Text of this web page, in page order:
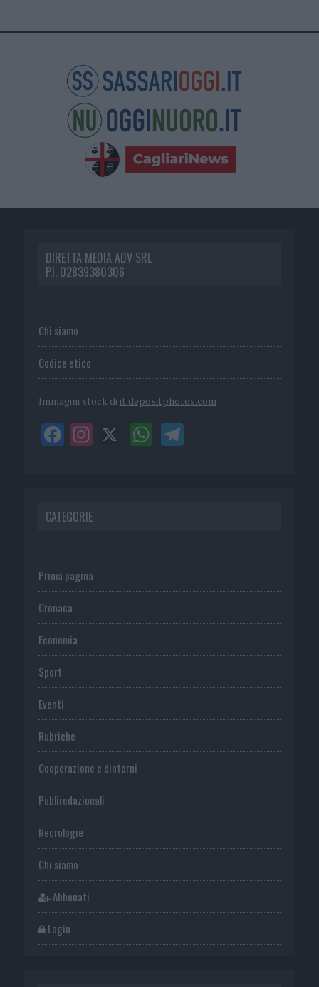
DIRETTA MEDIA ADV SRL
P.I. 02839380306
Chi siamo
Codice etico
Immagini stock di it.depositphotos.com
CATEGORIE
Prima pagina
Cronaca
Economia
Sport
Eventi
Rubriche
Cooperazione e dintorni
Publiredazionali
Necrologie
Chi siamo
Abbonati
Login